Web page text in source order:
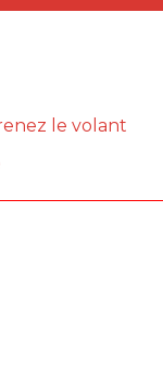
le volant